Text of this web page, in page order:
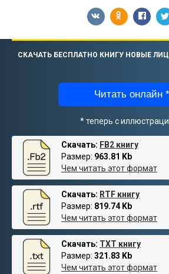
СКАЧАТЬ БЕСПЛАТНО КНИГУ НОВЫЕ
Читать онлайн *
* теперь с
Скачать: FB2 книгу
Размер: 963.81 Kb
Чем читать этот формат
Скачать: RTF книгу
Размер: 819.74 Kb
Чем читать этот формат
Скачать: TXT книгу
Размер: 321.83 Kb
Чем читать этот формат